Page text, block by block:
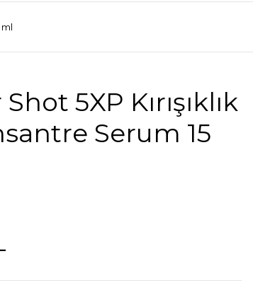
ml
5XP Kırışıklık
Serum 15